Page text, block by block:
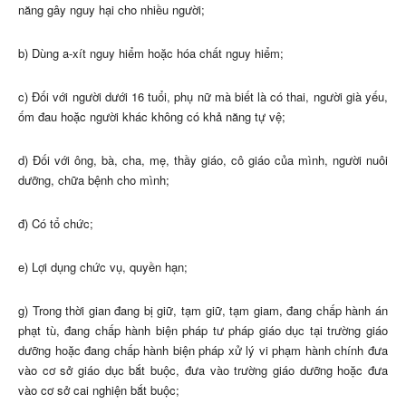
năng gây nguy hại cho nhiều người;
b) Dùng a-xít nguy hiểm hoặc hóa chất nguy hiểm;
c) Đối với người dưới 16 tuổi, phụ nữ mà biết là có thai, người già yếu,
ốm đau hoặc người khác không có khả năng tự vệ;
d) Đối với ông, bà, cha, mẹ, thầy giáo, cô giáo của mình, người nuôi
dưỡng, chữa bệnh cho mình;
đ) Có tổ chức;
e) Lợi dụng chức vụ, quyền hạn;
g) Trong thời gian đang bị giữ, tạm giữ, tạm giam, đang chấp hành án
phạt tù, đang chấp hành biện pháp tư pháp giáo dục tại trường giáo
dưỡng hoặc đang chấp hành biện pháp xử lý vi phạm hành chính đưa
vào cơ sở giáo dục bắt buộc, đưa vào trường giáo dưỡng hoặc đưa
vào cơ sở cai nghiện bắt buộc;